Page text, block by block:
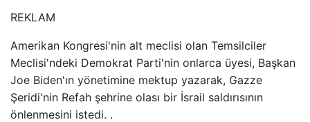
REKLAM
Amerikan Kongresi'nin alt meclisi olan Temsilciler
Meclisi'ndeki Demokrat Parti'nin onlarca üyesi, Başkan
Joe Biden'ın yönetimine mektup yazarak, Gazze
Şeridi'nin Refah şehrine olası bir İsrail saldırısının
önlenmesini istedi. .